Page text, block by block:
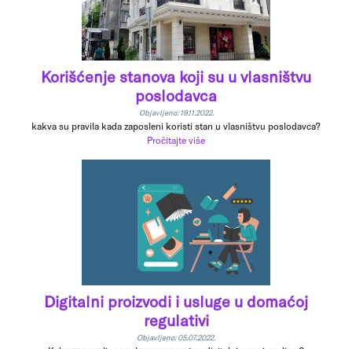
Korišćenje stanova koji su u vlasništvu
poslodavca
Objavljeno: 19.11.2022.
kakva su pravila kada zaposleni koristi stan u vlasništvu poslodavca?
Pročitajte više
Digitalni proizvodi i usluge u domaćoj
regulativi
Objavljeno: 05.07.2022.